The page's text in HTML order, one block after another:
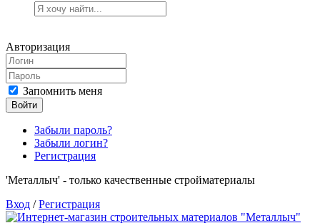
Авторизация
Запомнить меня
Войти
Забыли пароль?
Забыли логин?
Регистрация
'Металлыч' - только качественные стройматериалы
Вход /Регистрация